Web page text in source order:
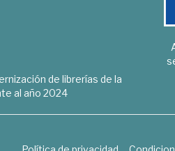
de librerías de la
al año 2024